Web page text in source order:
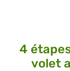
4
volet